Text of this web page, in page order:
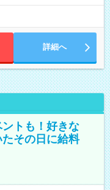
詳細へ
トも！好きな
その日に給料